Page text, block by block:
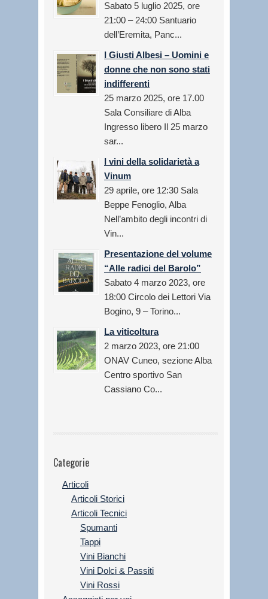
Sabato 5 luglio 2025, ore
21:00 – 24:00 Santuario
dell’Eremita, Panc...
I Giusti Albesi – Uomini e
donne che non sono stati
indifferenti
25 marzo 2025, ore 17.00
Sala Consiliare di Alba
Ingresso libero Il 25 marzo
sar...
I vini della solidarietà a
Vinum
29 aprile, ore 12:30 Sala
Beppe Fenoglio, Alba
Nell’ambito degli incontri di
Vin...
Presentazione del volume
“Alle radici del Barolo”
Sabato 4 marzo 2023, ore
18:00 Circolo dei Lettori Via
Bogino, 9 – Torino...
La viticoltura
2 marzo 2023, ore 21:00
ONAV Cuneo, sezione Alba
Centro sportivo San
Cassiano Co...
Categorie
Articoli
Articoli Storici
Articoli Tecnici
Spumanti
Tappi
Vini Bianchi
Vini Dolci & Passiti
Vini Rossi